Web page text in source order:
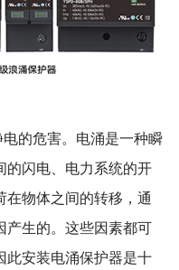
的危害。电涌是一种瞬
的闪电、电力系统的开
在物体之间的转移，通
产生的。这些因素都可
此安装电涌保护器是十